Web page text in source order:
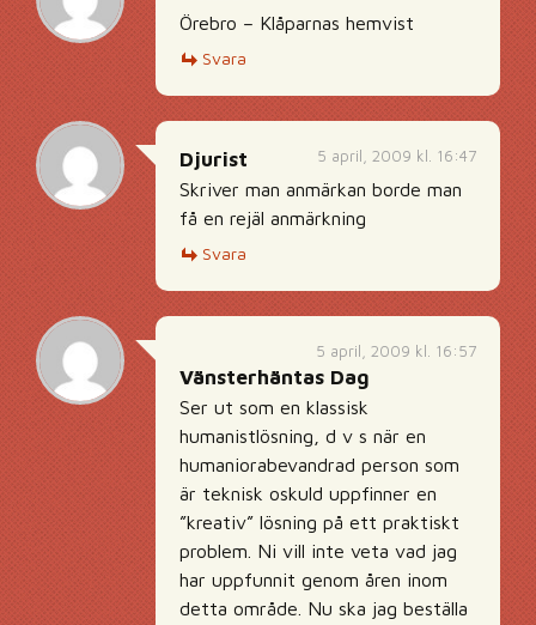
Örebro – Klåparnas hemvist
Svara
5 april, 2009 kl. 16:47
Djurist
Skriver man anmärkan borde man
få en rejäl anmärkning
Svara
5 april, 2009 kl. 16:57
Vänsterhäntas Dag
Ser ut som en klassisk
humanistlösning, d v s när en
humaniorabevandrad person som
är teknisk oskuld uppfinner en
”kreativ” lösning på ett praktiskt
problem. Ni vill inte veta vad jag
har uppfunnit genom åren inom
detta område. Nu ska jag beställa